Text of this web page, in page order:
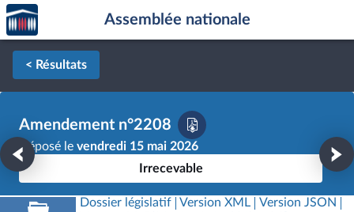
Aller au contenu
Aller en bas de la page
Accèder
à la
page
d'accueil
Assemblée nationale
< Résultats
Amendement n°2208
Déposé le vendredi 15 mai 2026
Irrecevable
Dossier législatif Version XML
Version JSON